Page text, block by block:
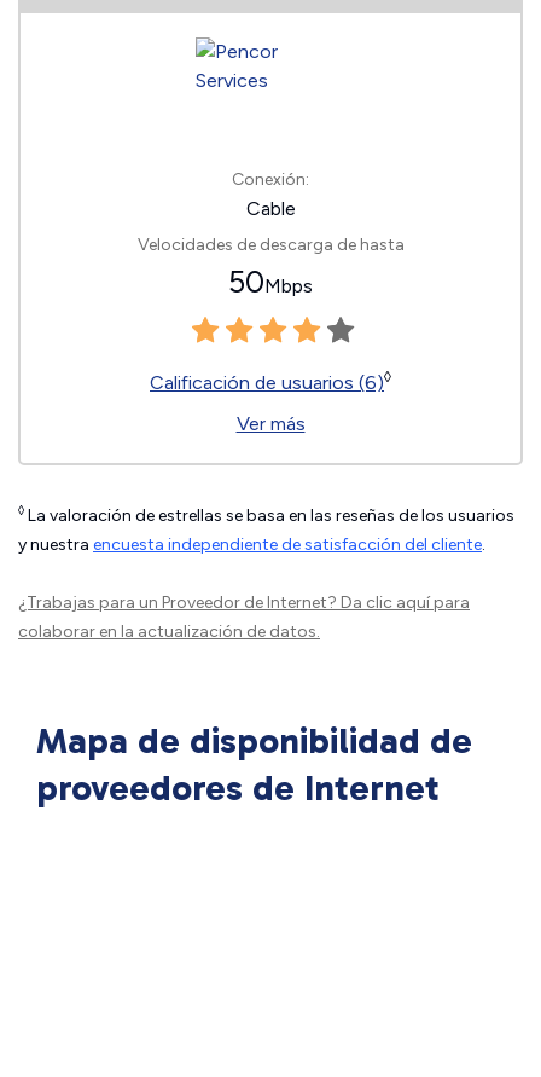
Conexión:
Cable
Velocidades de descarga de hasta
50Mbps
Calificación de usuarios (6)◊
Ver más
◊ La valoración de estrellas se basa en las reseñas de los usuarios
y nuestra encuesta independiente de satisfacción del cliente.
¿Trabajas para un Proveedor de Internet? Da clic aquípara
colaborar en la actualización de datos.
Mapa de disponibilidad de
proveedores de Internet